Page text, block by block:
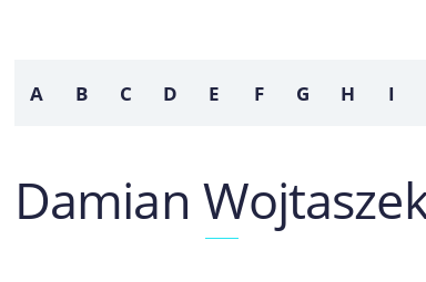
A B C D E F G H I
Damian